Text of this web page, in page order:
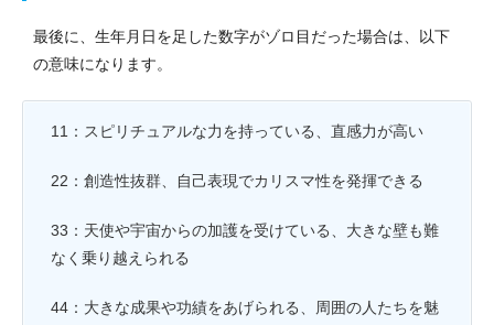
最後に、生年月日を足した数字がゾロ目だった場合は、以下
の意味になります。
11：スピリチュアルな力を持っている、直感力が高い
22：創造性抜群、自己表現でカリスマ性を発揮できる
33：天使や宇宙からの加護を受けている、大きな壁も難
なく乗り越えられる
44：大きな成果や功績をあげられる、周囲の人たちを魅